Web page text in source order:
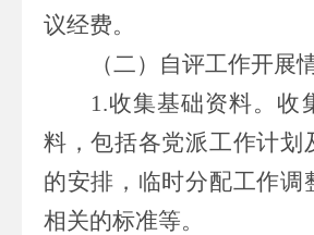
议经费。
（二）自评工作开展
1.收集基础资料。收
料，包括各党派工作计划
的安排，临时分配工作调
相关的标准等。